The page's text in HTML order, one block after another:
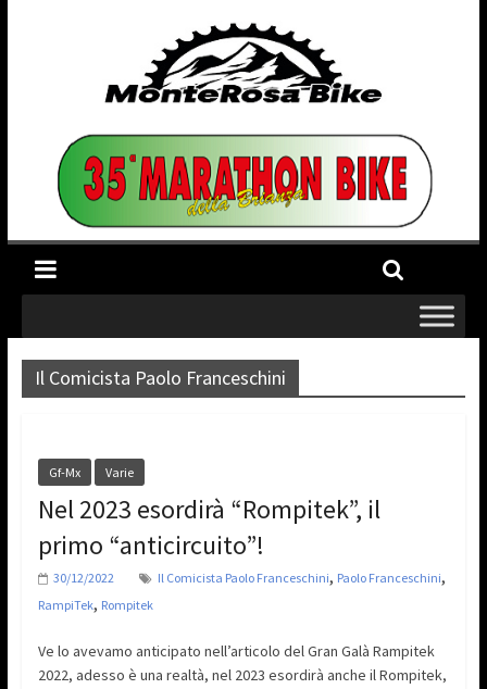
Il Comicista Paolo Franceschini
Gf-Mx Varie
Nel 2023 esordirà “Rompitek”, il
primo “anticircuito”!
30/12/2022 Il Comicista Paolo Franceschini, Paolo Franceschini,
RampiTek, Rompitek
Ve lo avevamo anticipato nell’articolo del Gran Galà Rampitek
2022, adesso è una realtà, nel 2023 esordirà anche il Rompitek,